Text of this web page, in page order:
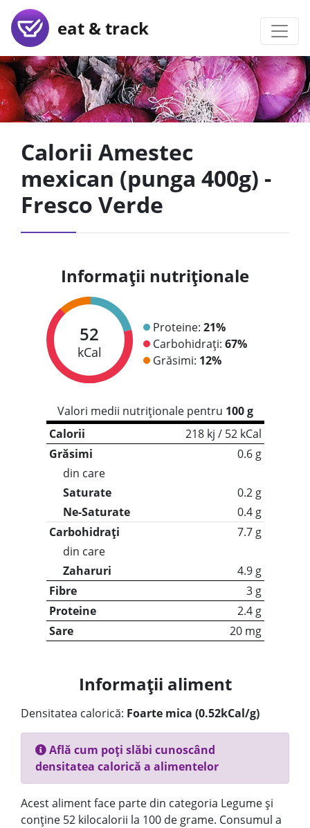
eat & track
Calorii Amestec
mexican (punga 400g) -
Fresco Verde
Informații nutriționale
52
kCal
Proteine: 21%
Carbohidrați: 67%
Grăsimi: 12%
Valori medii nutriționale pentru 100 g
Calorii
218 kj / 52 kCal
Grăsimi
0.6 g
din care
Saturate
0.2 g
Ne-Saturate
0.4 g
Carbohidrați
7.7 g
din care
Zaharuri
4.9 g
Fibre
3 g
Proteine
2.4 g
Sare
20 mg
Informații aliment
Densitatea calorică: Foarte mica (0.52kCal/g)
Află cum poți slăbi cunoscând
densitatea calorică a alimentelor
Acest aliment face parte din categoria Legume și
conține 52 kilocalorii la 100 de grame. Consumul a